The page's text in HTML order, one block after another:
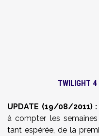
TWILIGHT 4
UPDATE (19/08/2011) :
à compter les
tant espérée, de la